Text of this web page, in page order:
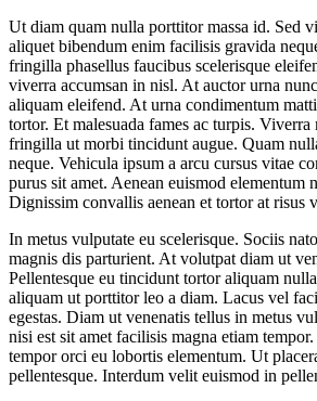
Ut diam quam nulla porttitor massa id. Sed
aliquet bibendum enim facilisis gravida
fringilla phasellus faucibus scelerisque
viverra accumsan in nisl. At auctor urna
aliquam eleifend. At urna condimentum
tortor. Et malesuada fames ac turpis.
fringilla ut morbi tincidunt augue. Quam
neque. Vehicula ipsum a arcu cursus vitae
purus sit amet. Aenean euismod elementum
Dignissim convallis aenean et tortor at risus
In metus vulputate eu scelerisque. Sociis
magnis dis parturient. At volutpat diam ut
Pellentesque eu tincidunt tortor aliquam
aliquam ut porttitor leo a diam. Lacus vel
egestas. Diam ut venenatis tellus in metus
nisi est sit amet facilisis magna etiam
tempor orci eu lobortis elementum. Ut
pellentesque. Interdum velit euismod in